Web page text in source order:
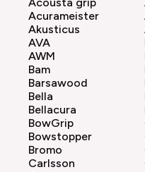
Acurameister
Akusticus
AVA
AWM
Bam
Barsawood
Bella
Bellacura
BowGrip
Bowstopper
Bromo
Carlsson